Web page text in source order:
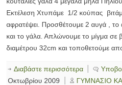
Εκτέλεση Χτυπάμε 1/2 κούπας
αφρατέψει. Προσθέτουμε 2 αυγά , το
και το γάλα. Απλώνουμε το μίγμα σε
διαμέτρου 32cm και τοποθετούμε
Διαβάστε περισσότερα
Οκτωβρίου 2009
ΓΥΜΝΑΣΙΟ